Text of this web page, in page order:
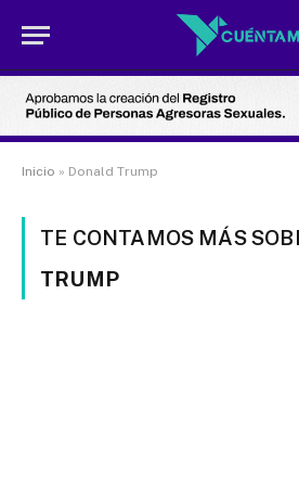
Inicio » Donald Trump
TE CONTAMOS MÁS
TRUMP